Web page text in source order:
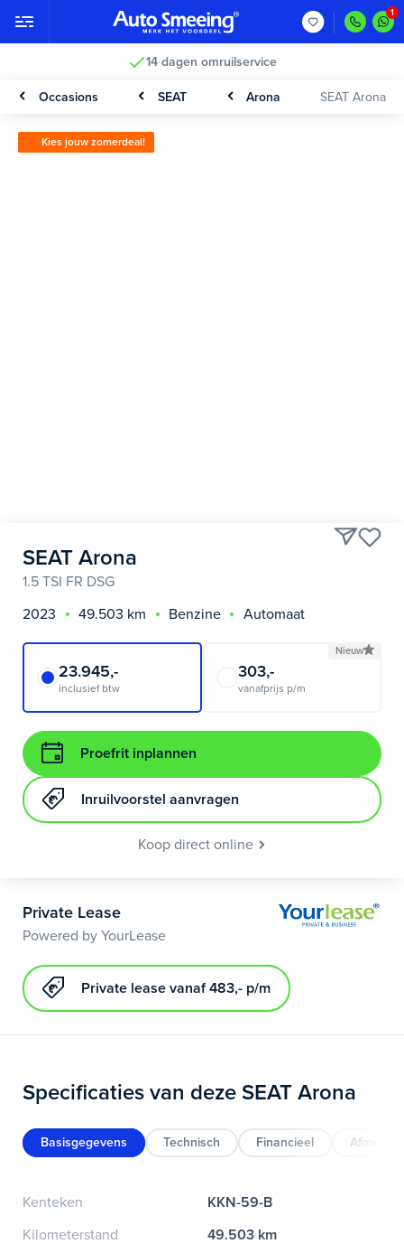
14 dagen omruilservice
Occasions SEAT Arona SEAT Arona
Kies jouw zomerdeal!
SEAT Arona
1.5 TSI FR DSG
2023
49.503 km Benzine Automaat
23.945,-
inclusief btw
Nieuw
303,-
vanafprijs p/m
Proefrit inplannen
Inruilvoorstel aanvragen
Koop direct online
Private Lease
Powered by YourLease
Private lease vanaf 483,- p/m
Specificaties van deze SEAT Arona
Basisgegevens Technisch Financieel
Kenteken
KKN-59-B
Kilometerstand
49.503 km